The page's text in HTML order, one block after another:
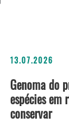
13.07.2026
Genoma do
espécies em
conservar